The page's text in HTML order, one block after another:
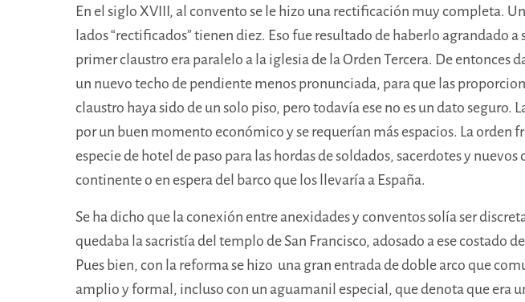
En el siglo XVIII, al convento se le hizo una rectificación muy completa.
lados “rectificados” tienen diez. Eso fue resultado de haberlo agrandado
primer claustro era paralelo a la iglesia de la Orden Tercera. De
un nuevo techo de pendiente menos pronunciada, para que las
claustro haya sido de un solo piso, pero todavía ese no es un dato
por un buen momento económico y se requerían más espacios. La
especie de hotel de paso para las hordas de soldados, sacerdotes y
continente o en espera del barco que los llevaría a España.
Se ha dicho que la conexión entre anexidades y conventos solía ser
quedaba la sacristía del templo de San Francisco, adosado a ese costado
Pues bien, con la reforma se hizo una gran entrada de doble arco que
amplio y formal, incluso con un aguamanil especial, que denota que era